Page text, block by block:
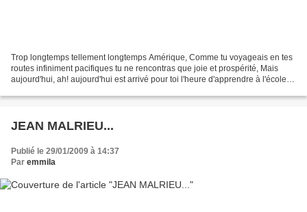
Trop longtemps tellement longtemps Amérique, Comme tu voyageais en tes
routes infiniment pacifiques tu ne rencontras que joie et prospérité, Mais
aujourd'hui, ah! aujourd'hui est arrivé pour toi l'heure d'apprendre à l'école
JEAN MALRIEU...
Publié le 29/01/2009 à 14:37
Par emmila